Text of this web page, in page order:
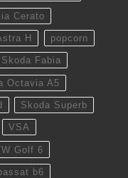
Cerato
H popcorn
Skoda Fabia
Octavia A5
Skoda Superb
VSA
Golf 6
b6